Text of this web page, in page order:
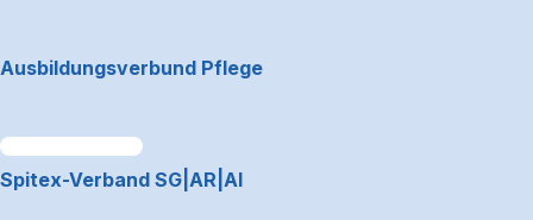
Ausbildungsverbund Pflege
Link zum Premiumpartner: Allianz
Spitex-Verband SG|AR|AI